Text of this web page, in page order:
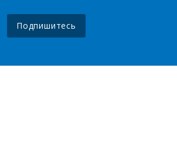
Подпишитесь